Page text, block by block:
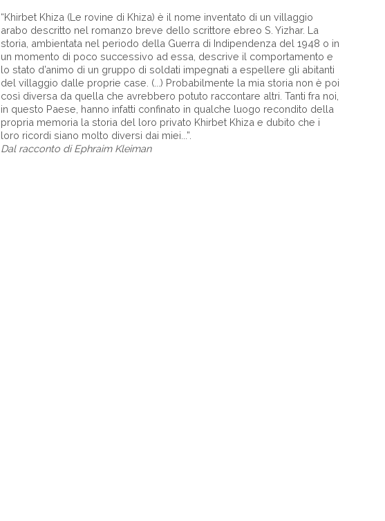
“Khirbet Khiza (Le rovine di Khiza) è il nome inventato di un villaggio
arabo descritto nel romanzo breve dello scrittore ebreo S. Yizhar. La
storia, ambientata nel periodo della Guerra di Indipendenza del 1948 o in
un momento di poco successivo ad essa, descrive il comportamento e
lo stato d’animo di un gruppo di soldati impegnati a espellere gli abitanti
del villaggio dalle proprie case. (...) Probabilmente la mia storia non è poi
così diversa da quella che avrebbero potuto raccontare altri. Tanti fra noi,
in questo Paese, hanno infatti confinato in qualche luogo recondito della
propria memoria la storia del loro privato Khirbet Khiza e dubito che i
loro ricordi siano molto diversi dai miei...”.
Dal racconto di Ephraim Kleiman